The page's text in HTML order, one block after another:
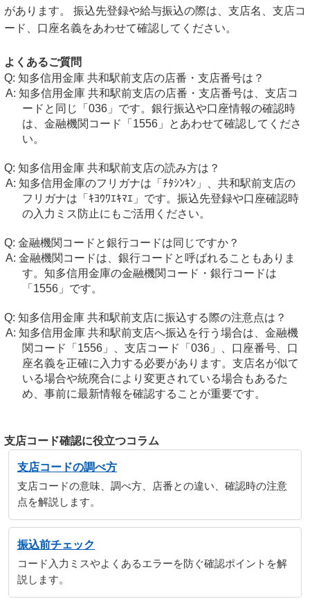
があります。 振込先登録や給与振込の際は、支店名、支店コ
ード、口座名義をあわせて確認してください。
よくあるご質問
知多信用金庫 共和駅前支店の店番・支店番号は？
知多信用金庫 共和駅前支店の店番・支店番号は、支店コ
ードと同じ「036」です。銀行振込や口座情報の確認時
は、金融機関コード「1556」とあわせて確認してくださ
い。
知多信用金庫 共和駅前支店の読み方は？
知多信用金庫のフリガナは「ﾁﾀｼﾝｷﾝ」、共和駅前支店の
フリガナは「ｷﾖｳﾜｴｷﾏｴ」です。振込先登録や口座確認時
の入力ミス防止にもご活用ください。
金融機関コードと銀行コードは同じですか？
金融機関コードは、銀行コードと呼ばれることもありま
す。知多信用金庫の金融機関コード・銀行コードは
「1556」です。
知多信用金庫 共和駅前支店に振込する際の注意点は？
知多信用金庫 共和駅前支店へ振込を行う場合は、金融機
関コード「1556」、支店コード「036」、口座番号、口
座名義を正確に入力する必要があります。支店名が似て
いる場合や統廃合により変更されている場合もあるた
め、事前に最新情報を確認することが重要です。
支店コード確認に役立つコラム
支店コードの調べ方
支店コードの意味、調べ方、店番との違い、確認時の注意
点を解説します。
振込前チェック
コード入力ミスやよくあるエラーを防ぐ確認ポイントを解
説します。